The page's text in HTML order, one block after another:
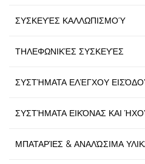
ΣΥΣΚΕΥΈΣ ΚΑΛΛΩΠΙΣΜΟΎ
ΤΗΛΕΦΩΝΙΚΈΣ ΣΥΣΚΕΥΈΣ
ΣΥΣΤΉΜΑΤΑ ΕΛΈΓΧΟΥ
ΣΥΣΤΉΜΑΤΑ ΕΙΚΌΝΑΣ ΚΑΙ
ΜΠΑΤΑΡΊΕΣ & ΑΝΑΛΏΣΙΜΑ